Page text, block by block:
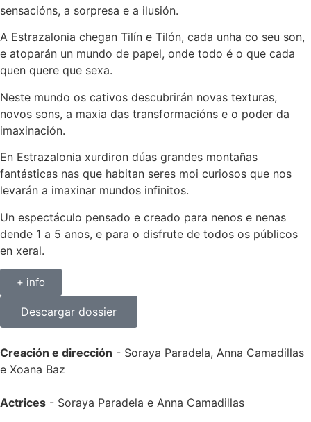
sensacións, a sorpresa e a ilusión.
A Estrazalonia chegan Tilín e Tilón, cada unha co seu son,
e atoparán un mundo de papel, onde todo é o que cada
quen quere que sexa.
Neste mundo os cativos descubrirán novas texturas,
novos sons, a maxia das transformacións e o poder da
imaxinación.
En Estrazalonia xurdiron dúas grandes montañas
fantásticas nas que habitan seres moi curiosos que nos
levarán a imaxinar mundos infinitos.
Un espectáculo pensado e creado para nenos e nenas
dende 1 a 5 anos, e para o disfrute de todos os públicos
en xeral.
+ info
Descargar dossier
Creación e dirección - Soraya Paradela, Anna Camadillas
e Xoana Baz
Actrices - Soraya Paradela e Anna Camadillas